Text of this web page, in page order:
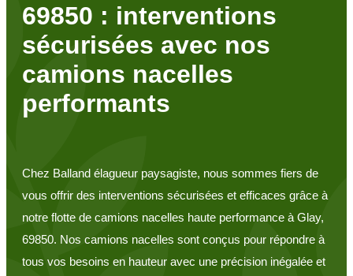
69850 : interventions
sécurisées avec nos
camions nacelles
performants
Chez Balland élagueur paysagiste, nous sommes fiers de
vous offrir des interventions sécurisées et efficaces grâce à
notre flotte de camions nacelles haute performance à Glay,
69850. Nos camions nacelles sont conçus pour répondre à
tous vos besoins en hauteur avec une précision inégalée et